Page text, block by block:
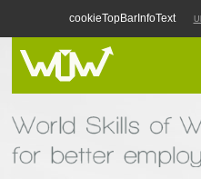
cookieTopBarInfoText